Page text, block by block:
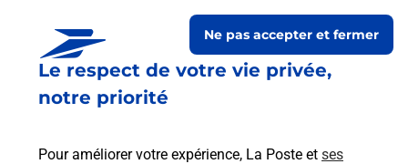
Le respect de votre vie privée,
notre priorité
Pour améliorer votre expérience, La Poste et ses
Ne pas accepter et fermer
Comment envoyer mon colis de
chez moi ?
Est-il possible d’acheter un
bureau de Poste ?